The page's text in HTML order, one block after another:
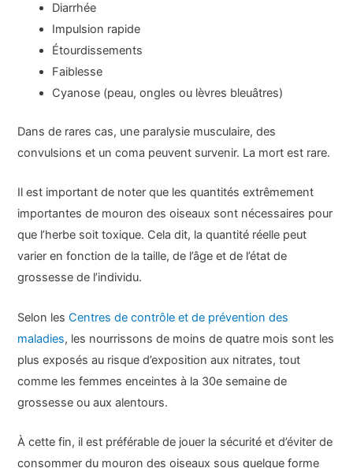
Diarrhée
Impulsion rapide
Étourdissements
Faiblesse
Cyanose (peau, ongles ou lèvres bleuâtres)
Dans de rares cas, une paralysie musculaire, des
convulsions et un coma peuvent survenir. La mort est rare.
Il est important de noter que les quantités extrêmement
importantes de mouron des oiseaux sont nécessaires pour
que l’herbe soit toxique. Cela dit, la quantité réelle peut
varier en fonction de la taille, de l’âge et de l’état de
grossesse de l’individu.
Selon lesCentres de contrôle et de prévention des
maladies, les nourrissons de moins de quatre mois sont les
plus exposés au risque d’exposition aux nitrates, tout
comme les femmes enceintes à la 30e semaine de
grossesse ou aux alentours.
À cette fin, il est préférable de jouer la sécurité et d’éviter de
consommer du mouron des oiseaux sous quelque forme